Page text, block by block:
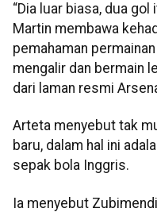
“Dia luar biasa, dua
Martin membawa
pemahaman
mengalir dan bermain
dari laman resmi
Arteta menyebut tak
baru, dalam hal ini
sepak bola Inggris.
Ia menyebut